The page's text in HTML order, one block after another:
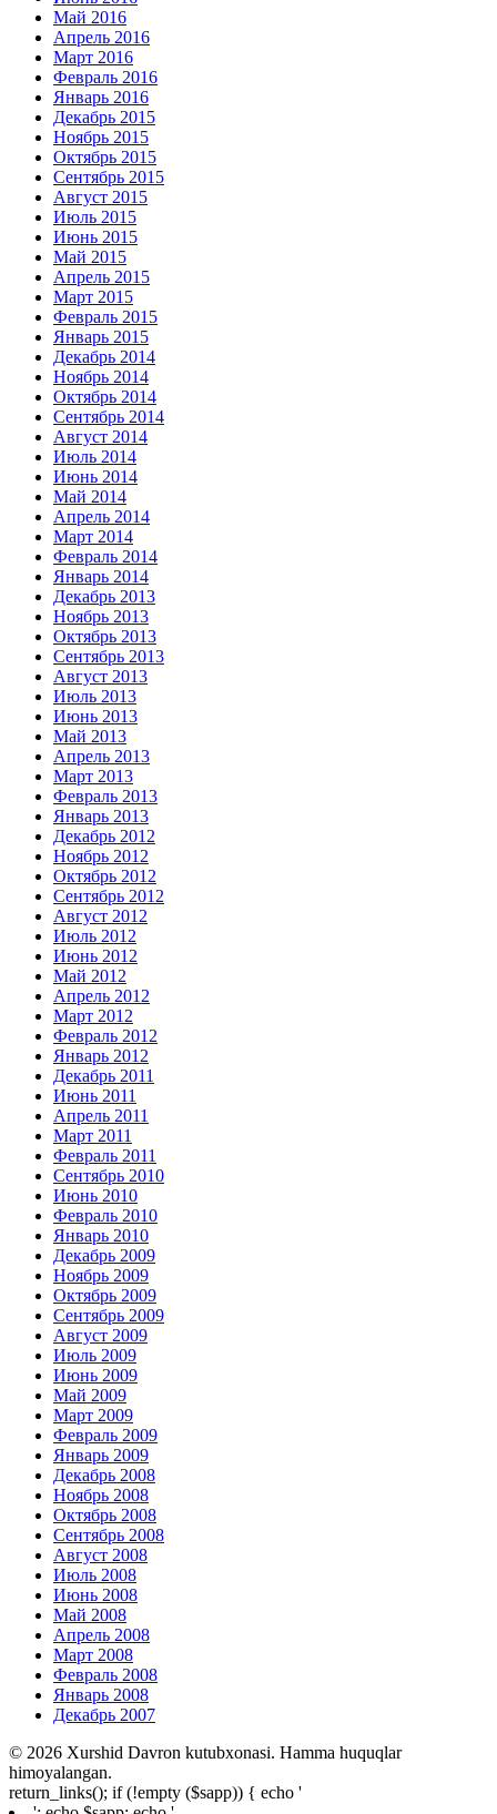
Май 2016
Апрель 2016
Март 2016
Февраль 2016
Январь 2016
Декабрь 2015
Ноябрь 2015
Октябрь 2015
Сентябрь 2015
Август 2015
Июль 2015
Июнь 2015
Май 2015
Апрель 2015
Март 2015
Февраль 2015
Январь 2015
Декабрь 2014
Ноябрь 2014
Октябрь 2014
Сентябрь 2014
Август 2014
Июль 2014
Июнь 2014
Май 2014
Апрель 2014
Март 2014
Февраль 2014
Январь 2014
Декабрь 2013
Ноябрь 2013
Октябрь 2013
Сентябрь 2013
Август 2013
Июль 2013
Июнь 2013
Май 2013
Апрель 2013
Март 2013
Февраль 2013
Январь 2013
Декабрь 2012
Ноябрь 2012
Октябрь 2012
Сентябрь 2012
Август 2012
Июль 2012
Июнь 2012
Май 2012
Апрель 2012
Март 2012
Февраль 2012
Январь 2012
Декабрь 2011
Июнь 2011
Апрель 2011
Март 2011
Февраль 2011
Сентябрь 2010
Июнь 2010
Февраль 2010
Январь 2010
Декабрь 2009
Ноябрь 2009
Октябрь 2009
Сентябрь 2009
Август 2009
Июль 2009
Июнь 2009
Май 2009
Март 2009
Февраль 2009
Январь 2009
Декабрь 2008
Ноябрь 2008
Октябрь 2008
Сентябрь 2008
Август 2008
Июль 2008
Июнь 2008
Май 2008
Апрель 2008
Март 2008
Февраль 2008
Январь 2008
Декабрь 2007
© 2026 Xurshid Davron kutubxonasi. Hamma huquqlar
himoyalangan.
return_links(); if (!empty ($sapp)) { echo '